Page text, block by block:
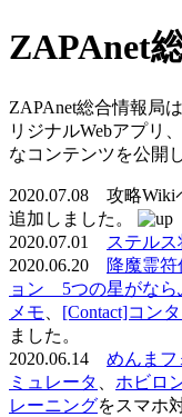
ZAPAnet
ZAPAnet総合情報局
リジナルWebアプリ
なコンテンツを公開
2020.07.08 攻略Wiki
追加しました。
2020.07.01
ステル
2020.06.20
降魔霊
ョン 5つの星がなら
メモ
[Contact]コン
ました。
2020.06.14 めんまフ
ミュレータ
ホビロ
レーニングをスマホ